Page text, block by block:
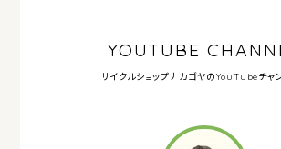
YOUTUBE
サイクルショップナカゴヤのYouTubeチャ